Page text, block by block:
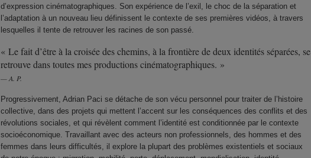
d’expression cinématographiques. Son expérience de l’exil, le choc de la séparation et
l’adaptation à un nouveau lieu définissent le contexte de ses premières vidéos, à travers
lesquelles il tente de retrouver les racines de son passé.
« Le fait d’être à la croisée des chemins, à la frontière de deux identités séparées, se
retrouve dans toutes mes productions cinématographiques. »
A. P.
Progressivement, Adrian Paci se détache de son vécu personnel pour traiter de l’histoire
collective, dans des projets qui mettent l’accent sur les conséquences des conflits et des
révolutions sociales, et qui révèlent comment l’identité est conditionnée par le contexte
socioéconomique. Travaillant avec des acteurs non professionnels, des hommes et des
femmes dans leurs difficultés, il explore la plupart des problèmes existentiels et sociaux